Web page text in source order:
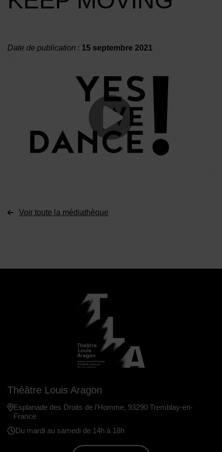
Date de publication : 15 septembre 2021
Voir toute la médiathèque
Théâtre Louis Aragon
Esplanade des Droits de l'Homme, 93290 Tremblay-en-
France
Du mardi au samedi de 14h à 18h